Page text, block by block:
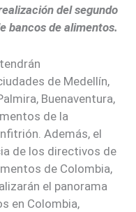
del segundo
bancos de alimentos.
de Medellín,
Buenaventura,
de la
Además, el
de los directivos de
de Colombia,
el panorama
en Colombia,